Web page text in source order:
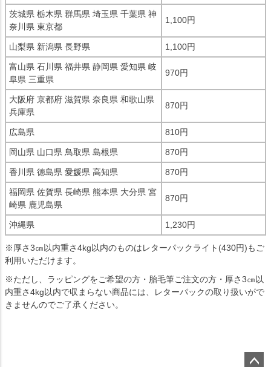
茨城県 栃木県 群馬県 埼玉県 千葉県 神
奈川県 東京都
1,100円
山梨県 新潟県 長野県 1,100円
富山県 石川県 福井県 静岡県 愛知県 岐
阜県 三重県
970円
大阪府 京都府 滋賀県 奈良県 和歌山県
兵庫県
870円
広島県 810円
岡山県 山口県 鳥取県 島根県 870円
香川県 徳島県 愛媛県 高知県 870円
福岡県 佐賀県 長崎県 熊本県 大分県 宮
崎県 鹿児島県
870円
沖縄県 1,230円
※厚さ3㎝以内重さ4kg以内のものはレターパックライト(430円)もご
利用いただけます。
※ただし、ラッピングをご希望の方・胎毛筆ご注文の方・厚さ3㎝以
内重さ4kg以内で収まらない商品には、レターパックの取り扱いがで
きませんのでご了承ください。